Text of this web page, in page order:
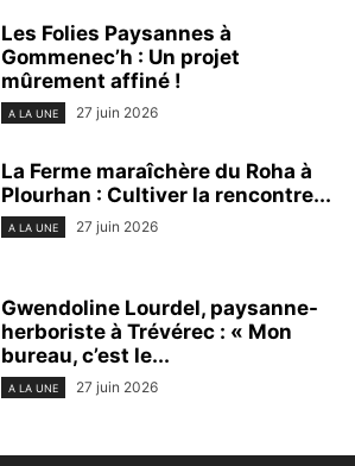
Les Folies Paysannes à
Gommenec’h : Un projet
mûrement affiné !
A LA UNE 27 juin 2026
La Ferme maraîchère du Roha à
Plourhan : Cultiver la rencontre...
A LA UNE 27 juin 2026
Gwendoline Lourdel, paysanne-
herboriste à Trévérec : « Mon
bureau, c’est le...
A LA UNE 27 juin 2026